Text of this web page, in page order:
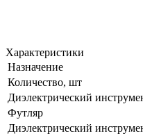
Характеристики
Назначение
Количество, шт
Диэлектрический
Футляр
Диэлектрический